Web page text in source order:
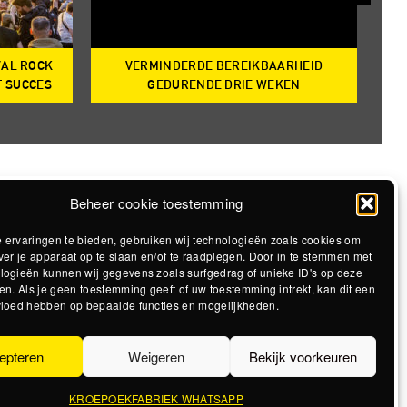
Beheer cookie toestemming
ervaringen te bieden, gebruiken wij technologieën zoals cookies om
je apparaat op te slaan en/of te raadplegen. Door in te stemmen met
kunnen wij gegevens zoals surfgedrag of unieke ID's op deze
Als je geen toestemming geeft of uw toestemming intrekt, kan dit een
hebben op bepaalde functies en mogelijkheden.
Weigeren Bekijk voorkeuren
KROEPOEKFABRIEK WHATSAPP
ROCK
SUCCES
VERMINDERDE BEREIKBAARHEID
GEDURENDE DRIE WEKEN